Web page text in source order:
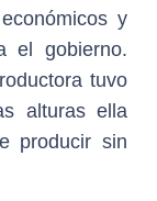
y
el gobierno.
tuvo
alturas ella
producir sin